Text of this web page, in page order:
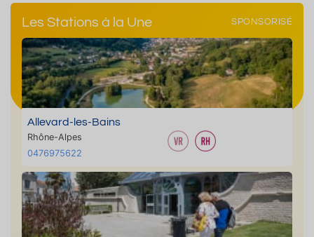
Les Stations à la Une SPONSORISÉ
Allevard-les-Bains
Rhône-Alpes
0476975622